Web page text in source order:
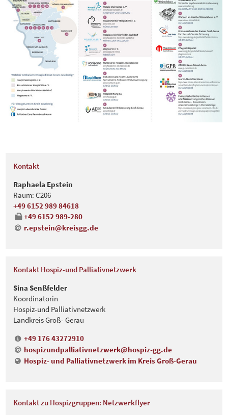
Kontakt
Raphaela Epstein
Raum: C206
+49 6152 989 84618
+49 6152 989-280
r.epstein@kreisgg.de
Kontakt Hospiz-und Palliativnetzwerk
Sina Senßfelder
Koordinatorin
Hospiz-und Palliativnetzwerk
Landkreis Groß- Gerau
+49 176 43272910
hospizundpalliativnetzwerk@hospiz-gg.de
Hospiz- und Palliativnetzwerk im Kreis Groß-Gerau
Kontakt zu Hospizgruppen: Netzwerkflyer